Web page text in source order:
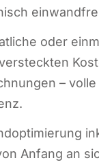
oder
– vol­le
Anfang an